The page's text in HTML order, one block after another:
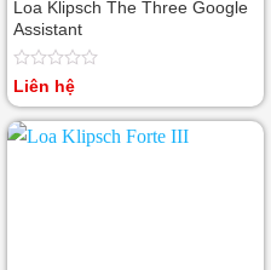
Loa Klipsch The Three Google
Assistant
Được
hạng
0
Liên hệ